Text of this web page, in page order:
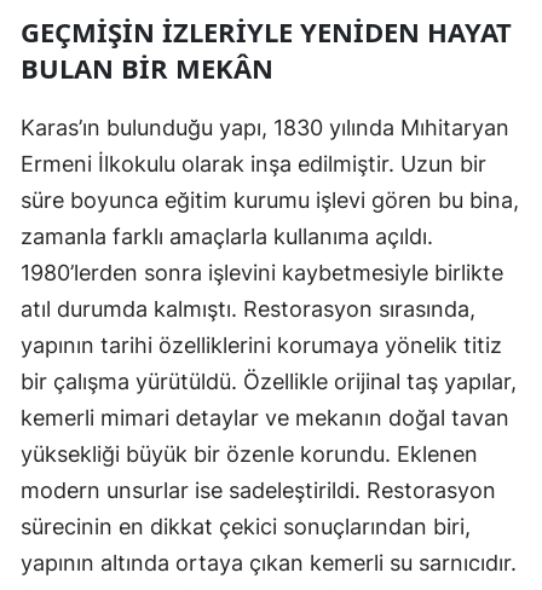
GEÇMIŞIN İZLERIYLE YENIDEN HAYAT
BULAN BIR MEKÂN
Karas’ın bulunduğu yapı, 1830 yılında Mıhitaryan
Ermeni İlkokulu olarak inşa edilmiştir. Uzun bir
süre boyunca eğitim kurumu işlevi gören bu bina,
zamanla farklı amaçlarla kullanıma açıldı.
1980’lerden sonra işlevini kaybetmesiyle birlikte
atıl durumda kalmıştı. Restorasyon sırasında,
yapının tarihi özelliklerini korumaya yönelik titiz
bir çalışma yürütüldü. Özellikle orijinal taş yapılar,
kemerli mimari detaylar ve mekanın doğal tavan
yüksekliği büyük bir özenle korundu. Eklenen
modern unsurlar ise sadeleştirildi. Restorasyon
sürecinin en dikkat çekici sonuçlarından biri,
yapının altında ortaya çıkan kemerli su sarnıcıdır.